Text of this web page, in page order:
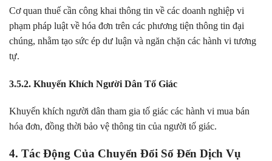
Cơ quan thuế cần công khai thông tin về các doanh nghiệp vi
phạm pháp luật về hóa đơn trên các phương tiện thông tin đại
chúng, nhằm tạo sức ép dư luận và ngăn chặn các hành vi tương
tự.
3.5.2. Khuyến Khích Người Dân Tố Giác
Khuyến khích người dân tham gia tố giác các hành vi mua bán
hóa đơn, đồng thời bảo vệ thông tin của người tố giác.
4. Tác Động Của Chuyển Đổi Số Đến Dịch Vụ